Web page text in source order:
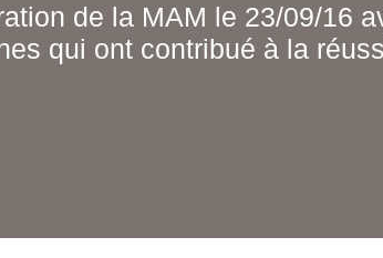
de la MAM le 23/09/16
qui ont contribué à la